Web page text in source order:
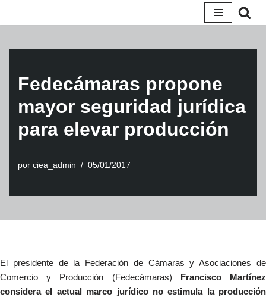
Fedecámaras propone
mayor seguridad jurídica
para elevar producción
por ciea_admin 05/01/2017
El presidente de la Federación de Cámaras y Asociaciones de
Comercio y Producción (Fedecámaras) Francisco Martínez
considera el actual marco jurídico no estimula la producción